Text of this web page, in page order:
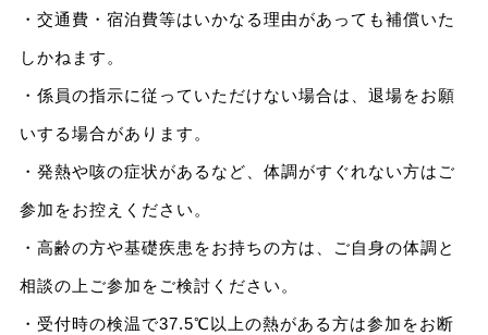
・交通費・宿泊費等はいかなる理由があっても補償いた
しかねます。
・係員の指示に従っていただけない場合は、退場をお願
いする場合があります。
・発熱や咳の症状があるなど、体調がすぐれない方はご
参加をお控えください。
・高齢の方や基礎疾患をお持ちの方は、ご自身の体調と
相談の上ご参加をご検討ください。
・受付時の検温で37.5℃以上の熱がある方は参加をお断